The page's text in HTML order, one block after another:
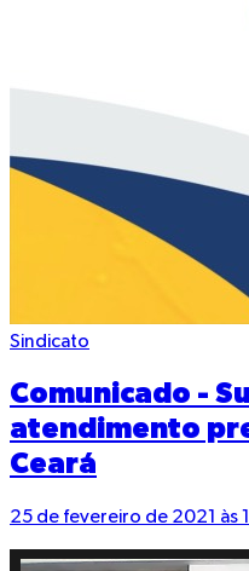
Sindicato
Comunicado -
atendimento
Ceará
25 de fevereiro de 2021 às